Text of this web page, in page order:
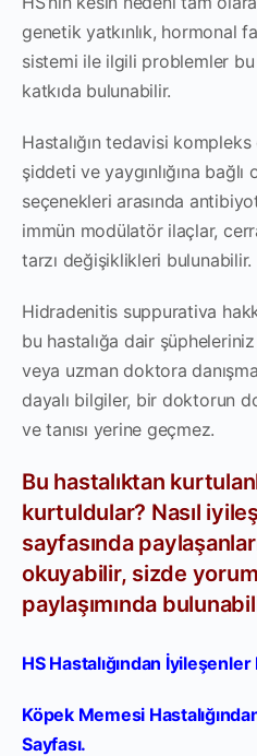
genetik yatkınlık, hormonal
sistemi ile ilgili problemler bu
katkıda bulunabilir.
Hastalığın tedavisi kompleks
şiddeti ve yaygınlığına
seçenekleri arasında
immün modülatör ilaçlar,
tarzı değişiklikleri bulunabilir.
Hidradenitis suppurativa
bu hastalığa dair
veya uzman doktora
dayalı bilgiler, bir doktorun
ve tanısı yerine geçmez.
Bu hastalıktan
kurtuldular? Nasıl
sayfasında
okuyabilir, sizde
paylaşımında
HS Hastalığından
Köpek Memesi
Sayfası.